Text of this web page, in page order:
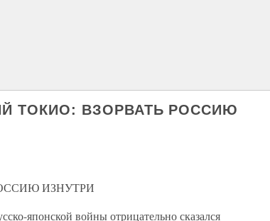
ТОКИО: ВЗОРВАТЬ РОССИЮ
ИЗНУТРИ
японской войны отрицательно сказался